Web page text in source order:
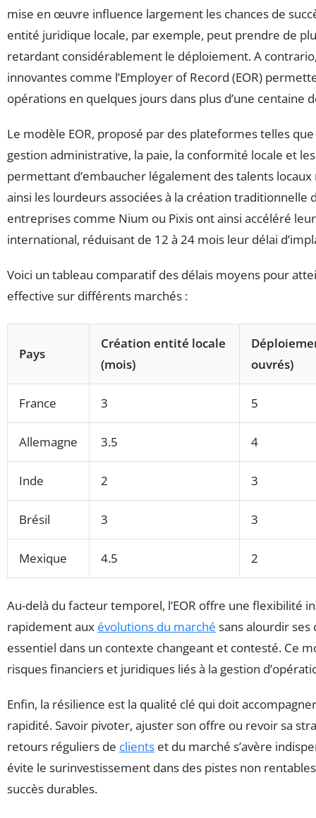
mise en œuvre influence largement les chances de
entité juridique locale, par exemple, peut prendre de
retardant considérablement le déploiement. A
innovantes comme l’Employer of Record (EOR)
opérations en quelques jours dans plus d’une centaine
Le modèle EOR, proposé par des plateformes telles
gestion administrative, la paie, la conformité locale et
permettant d’embaucher légalement des talents
ainsi les lourdeurs associées à la création traditionnelle
entreprises comme Nium ou Pixis ont ainsi accéléré
international, réduisant de 12 à 24 mois leur délai
Voici un tableau comparatif des délais moyens pour
effective sur différents marchés :
Pays
Création entité locale
(mois)
ouvrés)
France 3 5
Allemagne 3.5 4
Inde 2 3
Brésil 3 3
Mexique 4.5 2
Au-delà du facteur temporel, l’EOR offre une flexibilité
rapidement aux évolutions du marché sans alourdir ses
essentiel dans un contexte changeant et contesté. Ce
risques financiers et juridiques liés à la gestion
Enfin, la résilience est la qualité clé qui doit
rapidité. Savoir pivoter, ajuster son offre ou revoir sa
retours réguliers de clients et du marché s’avère
évite le surinvestissement dans des pistes non
succès durables.